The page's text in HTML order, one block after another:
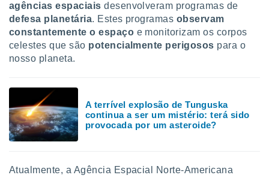
ou
Pode
de
ao
através
agências espaciaisdesenvolveram programas de
defesa planetária. Estes programas observam
constantemente o espaço e monitorizam os corpos
celestes que são potencialmente perigosos para o
nosso planeta.
A terrível explosão de Tunguska
continua a ser um mistério: terá sido
provocada por um asteroide?
Atualmente, a Agência Espacial Norte-Americana